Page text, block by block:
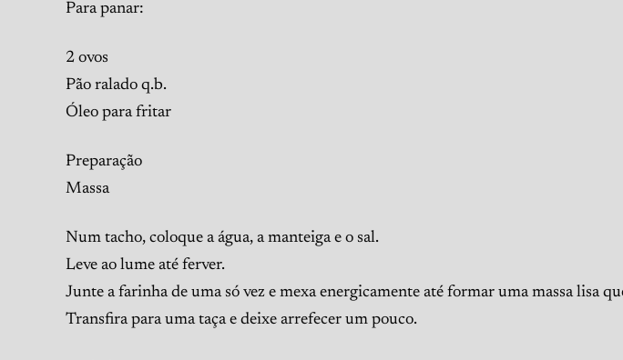
Para panar:
2 ovos
Pão ralado q.b.
Óleo para fritar
Preparação
Massa
Num tacho, coloque a água, a manteiga e o sal.
Leve ao lume até ferver.
Junte a farinha de uma só vez e mexa energicamente até formar uma massa lisa
Transfira para uma taça e deixe arrefecer um pouco.